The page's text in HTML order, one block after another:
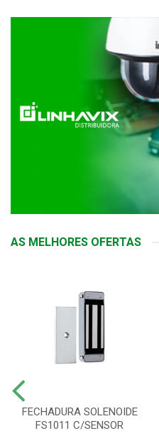
AS MELHORES OFERTAS
FECHADURA SOLENOIDE
FS1011 C/SENSOR